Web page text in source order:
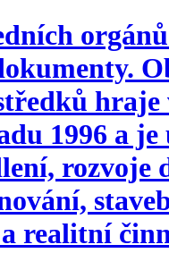
hraje
1996 a
rozvoje
realitní